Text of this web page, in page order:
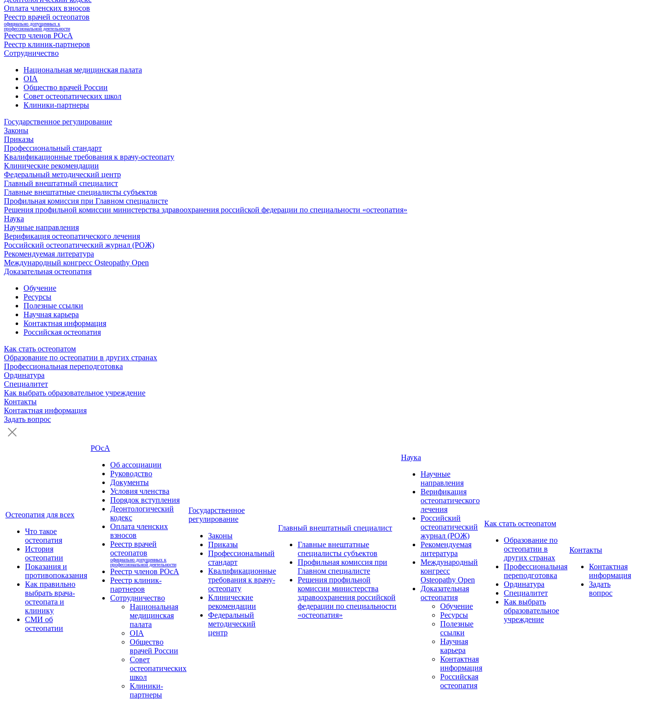
Оплата членских взносов
Реестр врачей остеопатов
официально допущенных к
профессиональной деятельности
Реестр членов РОсА
Реестр клиник-партнеров
Сотрудничество
Национальная медицинская палата
OIA
Общество врачей России
Совет остеопатических школ
Клиники-партнеры
Государственное регулирование
Законы
Приказы
Профессиональный стандарт
Квалификационные требования к врачу-остеопату
Клинические рекомендации
Федеральный методический центр
Главный внештатный специалист
Главные внештатные специалисты субъектов
Профильная комиссия при Главном специалисте
Решения профильной комиссии министерства здравоохранения российской федерации по специальности «остеопатия»
Наука
Научные направления
Верификация остеопатического лечения
Российский остеопатический журнал (РОЖ)
Рекомендуемая литература
Международный конгресс Osteopathy Open
Доказательная остеопатия
Обучение
Ресурсы
Полезные ссылки
Научная карьера
Контактная информация
Российская остеопатия
Как стать остеопатом
Образование по остеопатии в других странах
Профессиональная переподготовка
Ординатура
Специалитет
Как выбрать образовательное учреждение
Контакты
Контактная информация
Задать вопрос
Остеопатия для всех
Что такое
остеопатия
История
остеопатии
Показания и
противопоказания
Как правильно
выбрать врача-
остеопата и
клинику
СМИ об
остеопатии
РОсА
Об ассоциации
Руководство
Документы
Условия членства
Порядок вступления
Деонтологический
кодекс
Оплата членских
взносов
Реестр врачей
остеопатов
официально допущенных к
профессиональной деятельности
Реестр членов РОсА
Реестр клиник-
партнеров
Сотрудничество
Национальная
медицинская
палата
OIA
Общество
врачей России
Совет
остеопатических
школ
Клиники-
партнеры
Государственное
регулирование
Законы
Приказы
Профессиональный
стандарт
Квалификационные
требования к врачу-
остеопату
Клинические
рекомендации
Федеральный
методический
центр
Главный внештатный специалист
Главные внештатные
специалисты субъектов
Профильная комиссия при
Главном специалисте
Решения профильной
комиссии министерства
здравоохранения российской
федерации по специальности
«остеопатия»
Наука
Научные
направления
Верификация
остеопатического
лечения
Российский
остеопатический
журнал (РОЖ)
Рекомендуемая
литература
Международный
конгресс
Osteopathy Open
Доказательная
остеопатия
Обучение
Ресурсы
Полезные
ссылки
Научная
карьера
Контактная
информация
Российская
остеопатия
Как стать остеопатом
Образование по
остеопатии в
других странах
Профессиональная
переподготовка
Ординатура
Специалитет
Как выбрать
образовательное
учреждение
Контакты
Контактная
информация
Задать
вопрос